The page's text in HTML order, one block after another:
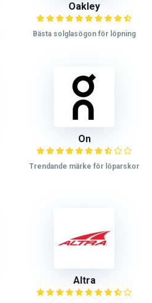
Oakley
Bästa solglasögon för löpning
On
Trendande märke för löparskor
Altra